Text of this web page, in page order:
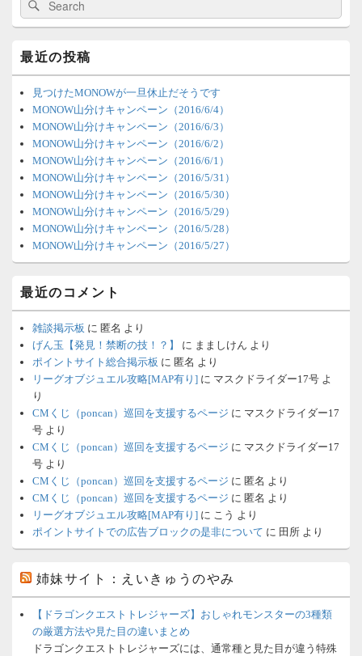
バ
ィ
ジ
ェ
ッ
ア
索:
索
最近の投稿
見つけたMONOWが一旦休止だそうです
MONOW山分けキャンペーン（2016/6/4）
MONOW山分けキャンペーン（2016/6/3）
MONOW山分けキャンペーン（2016/6/2）
MONOW山分けキャンペーン（2016/6/1）
MONOW山分けキャンペーン（2016/5/31）
MONOW山分けキャンペーン（2016/5/30）
MONOW山分けキャンペーン（2016/5/29）
MONOW山分けキャンペーン（2016/5/28）
MONOW山分けキャンペーン（2016/5/27）
最近のコメント
雑談掲示板 に 匿名 より
げん玉【発見！禁断の技！？】
に まましけん より
ポイントサイト総合掲示板 に 匿名 より
リーグオブジュエル攻略[MAP有り] に マスクドライダー17号 よ
り
CMくじ（poncan）巡回を支援するページ に マスクドライダー17
号 より
CMくじ（poncan）巡回を支援するページ に マスクドライダー17
号 より
CMくじ（poncan）巡回を支援するページ に 匿名 より
CMくじ（poncan）巡回を支援するページ に 匿名 より
リーグオブジュエル攻略[MAP有り] に こう より
ポイントサイトでの広告ブロックの是非について に 田所 より
姉妹サイト：えいきゅうのやみ
【ドラゴンクエストトレジャーズ】おしゃれモンスターの3種類
の厳選方法や見た目の違いまとめ
ドラゴンクエストトレジャーズには、通常種と見た目が違う特殊